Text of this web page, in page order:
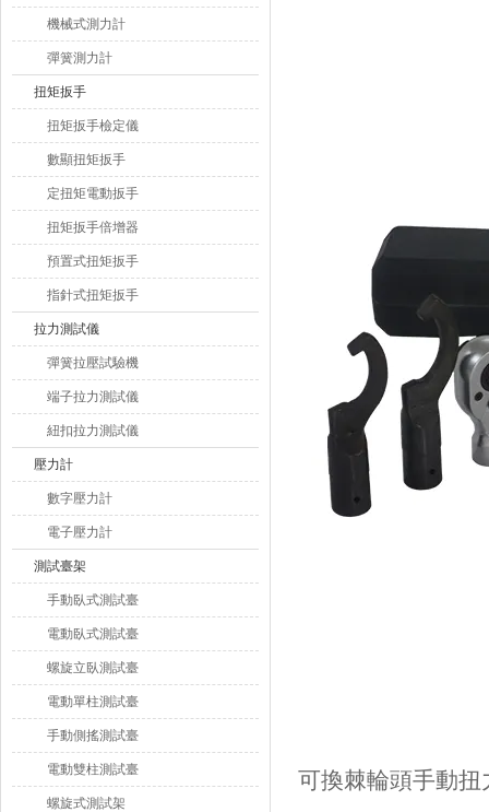
機械式測力計
彈簧測力計
扭矩扳手
扭矩扳手檢定儀
數顯扭矩扳手
定扭矩電動扳手
扭矩扳手倍增器
預置式扭矩扳手
指針式扭矩扳手
拉力測試儀
彈簧拉壓試驗機
端子拉力測試儀
紐扣拉力測試儀
壓力計
數字壓力計
電子壓力計
測試臺架
手動臥式測試臺
電動臥式測試臺
螺旋立臥測試臺
電動單柱測試臺
手動側搖測試臺
電動雙柱測試臺
螺旋式測試架
可換棘輪頭手動